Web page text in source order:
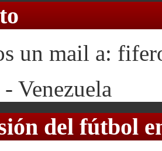
un mail a:
- Venezuela
del fútbol